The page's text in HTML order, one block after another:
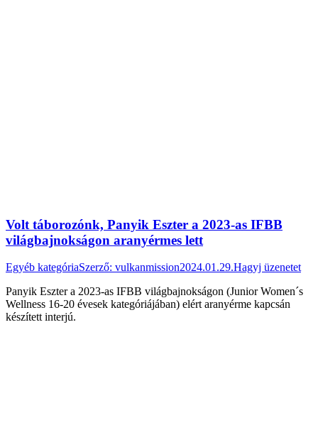
Volt táborozónk, Panyik Eszter a 2023-as IFBB
világbajnokságon aranyérmes lett
Egyéb kategóriaSzerző: vulkanmission2024.01.29.Hagyj üzenetet
Panyik Eszter a 2023-as IFBB világbajnokságon (Junior Women´s
Wellness 16-20 évesek kategóriájában) elért aranyérme kapcsán
készített interjú.